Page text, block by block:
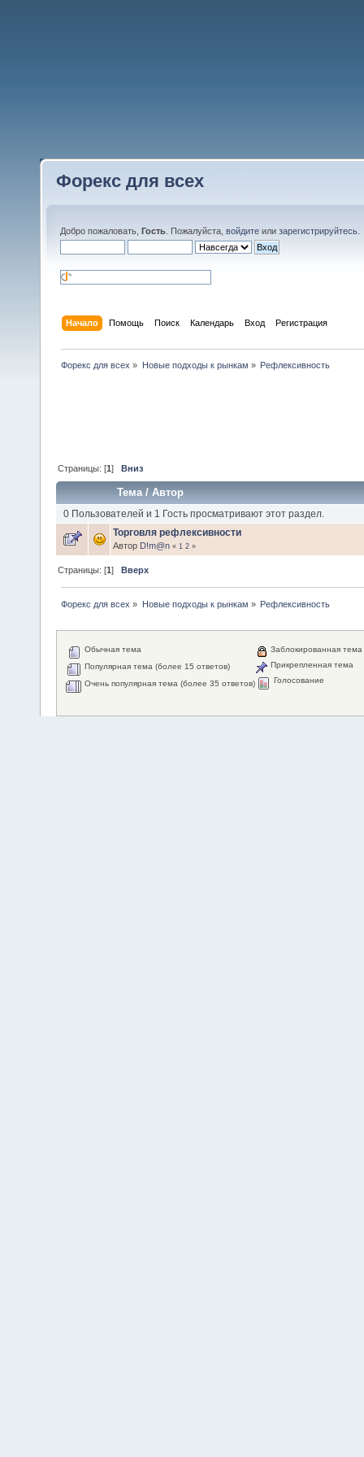
Форекс для всех
Добро пожаловать, Гость . Пожалуйста, войдите или зарегистрируйтесь
Начало Помощь Поиск Календарь Вход Регистрация
Форекс для всех » Новые подходы к рынкам » Рефлексивность
Страницы: [1]Вниз
Тема/Автор
0 Пользователей и 1 Гость просматривают этот раздел.
Торговля рефлексивности
Автор D!m@n « 1 2 »
Страницы: [1]Вверх
Форекс для всех » Новые подходы к рынкам » Рефлексивность
Обычная тема
Популярная тема (более 15 ответов)
Очень популярная тема (более 35 ответов)
Заблокированная тема
Прикрепленная тема
Голосование